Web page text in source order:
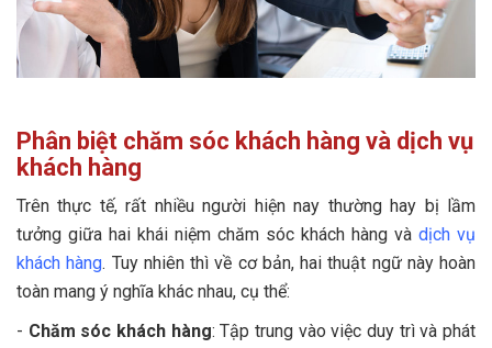
Phân biệt chăm sóc khách hàng và dịch vụ
khách hàng
Trên thực tế, rất nhiều người hiện nay thường hay bị lầm
tưởng giữa hai khái niệm chăm sóc khách hàng và dịch vụ
khách hàng. Tuy nhiên thì về cơ bản, hai thuật ngữ này hoàn
toàn mang ý nghĩa khác nhau, cụ thể:
- Chăm sóc khách hàng: Tập trung vào việc duy trì và phát